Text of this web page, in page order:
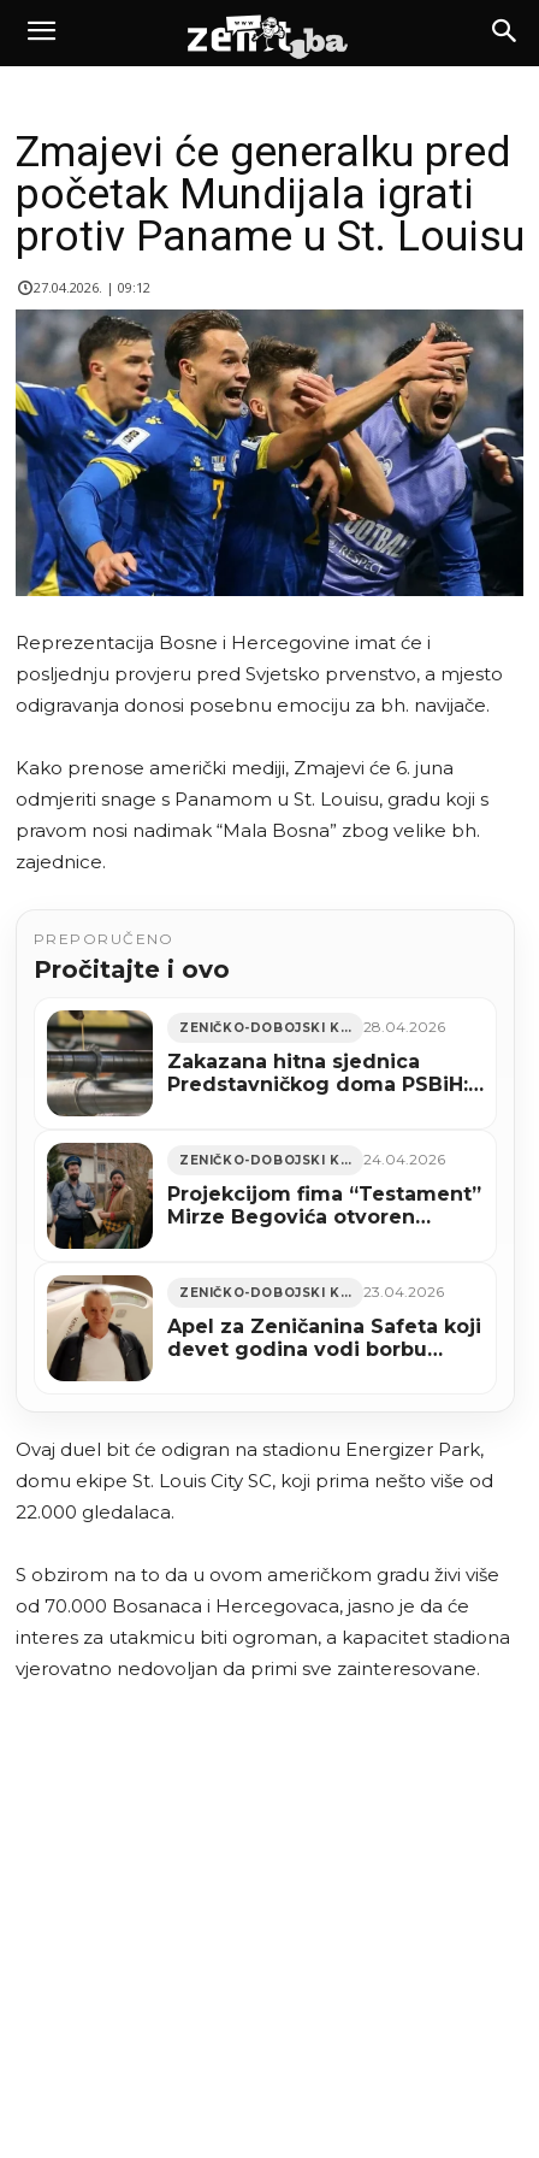
Zmajevi će generalku pred
početak Mundijala igrati
protiv Paname u St. Louisu
27.04.2026. | 09:12
Reprezentacija Bosne i Hercegovine imat će i
posljednju provjeru pred Svjetsko prvenstvo, a mjesto
odigravanja donosi posebnu emociju za bh. navijače.
Kako prenose američki mediji, Zmajevi će 6. juna
odmjeriti snage s Panamom u St. Louisu, gradu koji s
pravom nosi nadimak “Mala Bosna” zbog velike bh.
zajednice.
PREPORUČENO
Pročitajte i ovo
ZENIČKO-DOBOJSKI KANTON 28.04.2026
Zakazana hitna sjednica
Predstavničkog doma PSBiH:
ZENIČKO-DOBOJSKI KANTON 24.04.2026
Projekcijom fima “Testament”
Mirze Begovića otvoren
ZENIČKO-DOBOJSKI KANTON 23.04.2026
Apel za Zeničanina Safeta koji
devet godina vodi borbu
Ovaj duel bit će odigran na stadionu Energizer Park,
domu ekipe St. Louis City SC, koji prima nešto više od
22.000 gledalaca.
S obzirom na to da u ovom američkom gradu živi više
od 70.000 Bosanaca i Hercegovaca, jasno je da će
interes za utakmicu biti ogroman, a kapacitet stadiona
vjerovatno nedovoljan da primi sve zainteresovane.